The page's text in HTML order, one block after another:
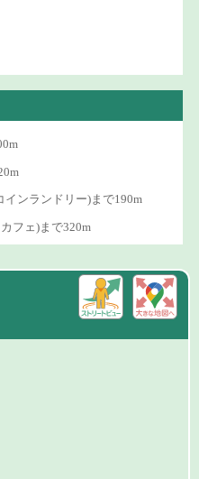
インランドリー)まで190m
フェ)まで320m